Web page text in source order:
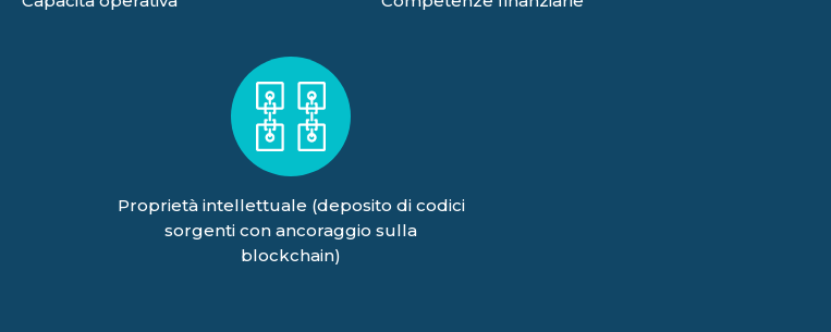
Proprietà intellettuale (deposito di codici
sorgenti con ancoraggio sulla
blockchain)